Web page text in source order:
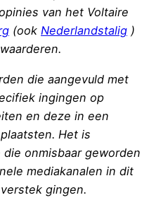
van het Voltaire
(ook Nederlandstalig )
die aangevuld met
ingingen op
en deze in een
Het is
onmisbaar geworden
mediakanalen in dit
gingen.